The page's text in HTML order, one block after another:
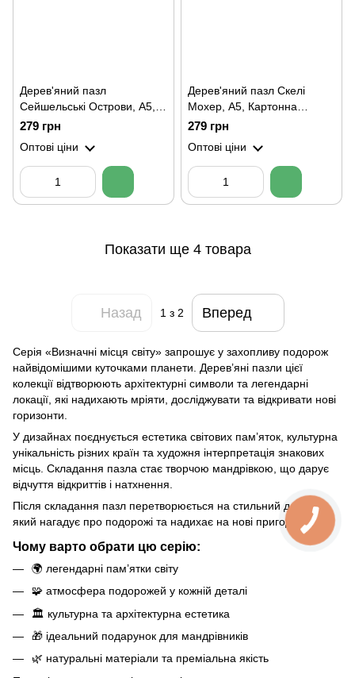
Дерев'яний пазл
Сейшельські Острови, А5,
Картонна коробка
279 грн
Оптові ціни
Дерев'яний пазл Скелі
Мохер, А5, Картонна
коробка
279 грн
Оптові ціни
Показати ще 4 товара
Назад 1 з 2 Вперед
Серія «Визначні місця світу» запрошує у захопливу подорож
найвідомішими куточками планети. Дерев’яні пазли цієї
колекції відтворюють архітектурні символи та легендарні
локації, які надихають мріяти, досліджувати та відкривати нові
горизонти.
У дизайнах поєднується естетика світових пам’яток, культурна
унікальність різних країн та художня інтерпретація знакових
місць. Складання пазла стає творчою мандрівкою, що дарує
відчуття відкриттів і натхнення.
Після складання пазл перетворюється на стильний декор,
який нагадує про подорожі та надихає на нові пригоди.
Чому варто обрати цю серію:
🌍 легендарні пам’ятки світу
🧩 атмосфера подорожей у кожній деталі
🏛️ культурна та архітектурна естетика
🎁 ідеальний подарунок для мандрівників
🌿 натуральні матеріали та преміальна якість